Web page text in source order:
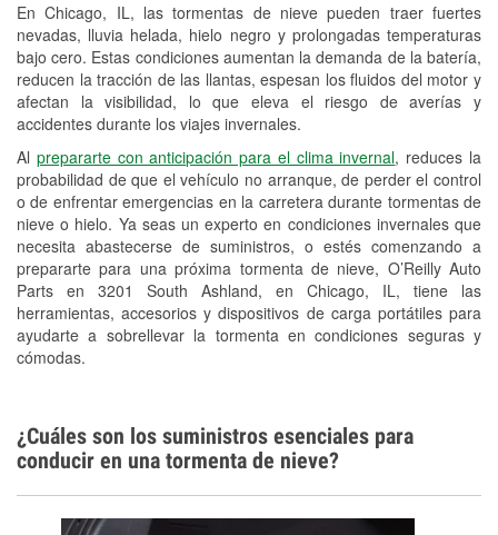
En Chicago, IL, las tormentas de nieve pueden traer fuertes
nevadas, lluvia helada, hielo negro y prolongadas temperaturas
bajo cero. Estas condiciones aumentan la demanda de la batería,
reducen la tracción de las llantas, espesan los fluidos del motor y
afectan la visibilidad, lo que eleva el riesgo de averías y
accidentes durante los viajes invernales.
Al prepararte con anticipación para el clima invernal, reduces la
probabilidad de que el vehículo no arranque, de perder el control
o de enfrentar emergencias en la carretera durante tormentas de
nieve o hielo. Ya seas un experto en condiciones invernales que
necesita abastecerse de suministros, o estés comenzando a
prepararte para una próxima tormenta de nieve, O’Reilly Auto
Parts en 3201 South Ashland, en Chicago, IL, tiene las
herramientas, accesorios y dispositivos de carga portátiles para
ayudarte a sobrellevar la tormenta en condiciones seguras y
cómodas.
Programa de Préstamo de
Herramientas
Rectificación de tambores y discos de
freno
Snowstorm Supplies
Tornado Supplies
Conoce más
¿Cuáles son los suministros esenciales para
conducir en una tormenta de nieve?